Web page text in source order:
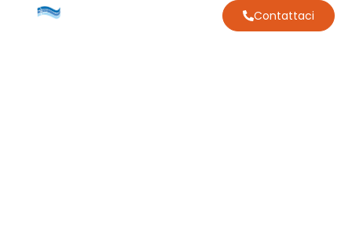
Contattaci